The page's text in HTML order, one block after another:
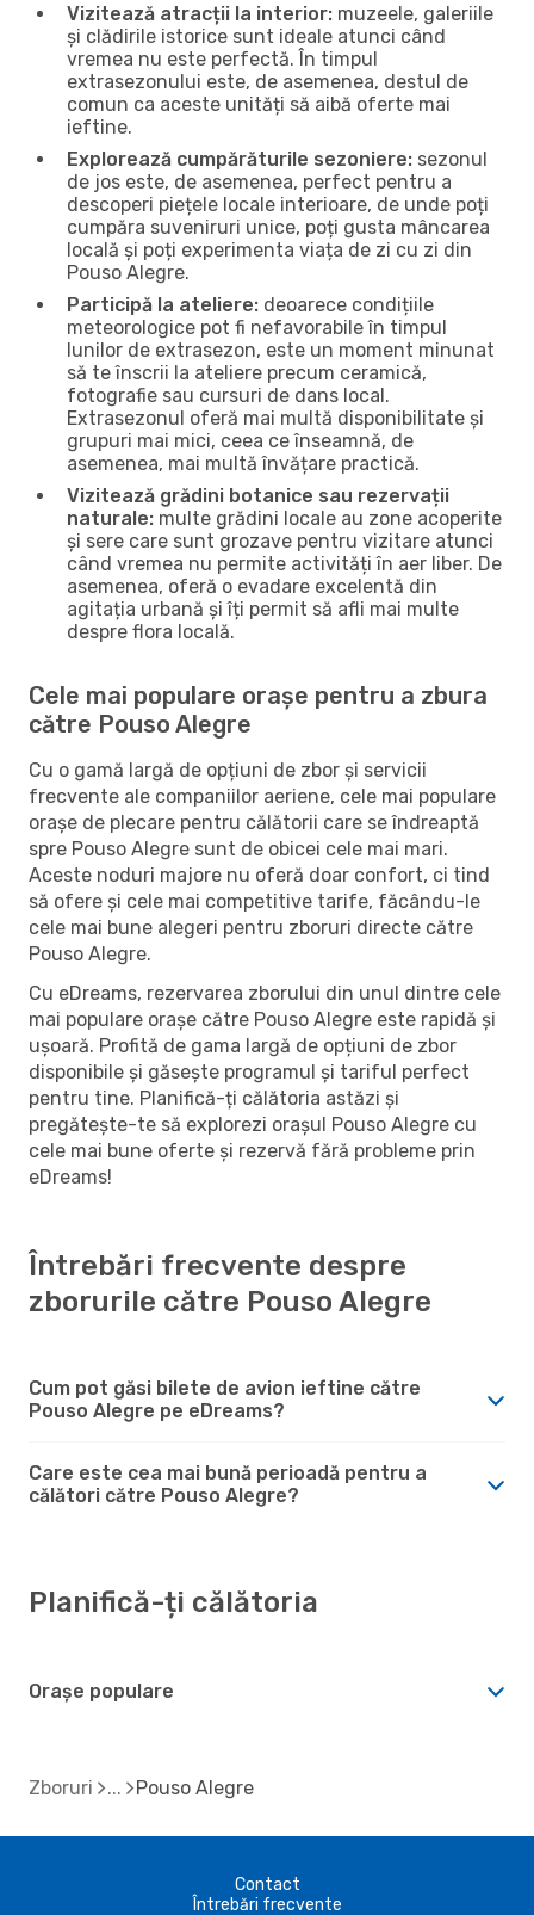
Vizitează atracții la interior: muzeele, galeriile
și clădirile istorice sunt ideale atunci când
vremea nu este perfectă. În timpul
extrasezonului este, de asemenea, destul de
comun ca aceste unități să aibă oferte mai
ieftine.
Explorează cumpărăturile sezoniere: sezonul
de jos este, de asemenea, perfect pentru a
descoperi piețele locale interioare, de unde poți
cumpăra suveniruri unice, poți gusta mâncarea
locală și poți experimenta viața de zi cu zi din
Pouso Alegre.
Participă la ateliere: deoarece condițiile
meteorologice pot fi nefavorabile în timpul
lunilor de extrasezon, este un moment minunat
să te înscrii la ateliere precum ceramică,
fotografie sau cursuri de dans local.
Extrasezonul oferă mai multă disponibilitate și
grupuri mai mici, ceea ce înseamnă, de
asemenea, mai multă învățare practică.
Vizitează grădini botanice sau rezervații
naturale: multe grădini locale au zone acoperite
și sere care sunt grozave pentru vizitare atunci
când vremea nu permite activități în aer liber. De
asemenea, oferă o evadare excelentă din
agitația urbană și îți permit să afli mai multe
despre flora locală.
Cele mai populare orașe pentru a zbura
către Pouso Alegre
Cu o gamă largă de opțiuni de zbor și servicii
frecvente ale companiilor aeriene, cele mai populare
orașe de plecare pentru călătorii care se îndreaptă
spre Pouso Alegre sunt de obicei cele mai mari.
Aceste noduri majore nu oferă doar confort, ci tind
să ofere și cele mai competitive tarife, făcându-le
cele mai bune alegeri pentru zboruri directe către
Pouso Alegre.
Cu eDreams, rezervarea zborului din unul dintre cele
mai populare orașe către Pouso Alegre este rapidă și
ușoară. Profită de gama largă de opțiuni de zbor
disponibile și găsește programul și tariful perfect
pentru tine. Planifică-ți călătoria astăzi și
pregătește-te să explorezi orașul Pouso Alegre cu
cele mai bune oferte și rezervă fără probleme prin
eDreams!
Întrebări frecvente despre
zborurile către Pouso Alegre
Cum pot găsi bilete de avion ieftine către
Pouso Alegre pe eDreams?
Care este cea mai bună perioadă pentru a
călători către Pouso Alegre?
Planifică-ți călătoria
Orașe populare
Zboruri Pouso Alegre
Contact
Întrebări frecvente